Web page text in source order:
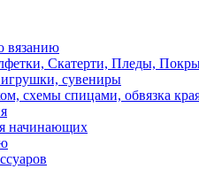
вязанию
Скатерти, Пледы,
сувениры
схемы спицами, обвязка
начинающих